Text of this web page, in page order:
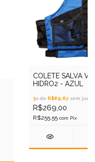
COLETE SALVA
HIDRO2 - AZUL
3x de R$89,67sem juros
R$269,00
R$255,55 com Pix